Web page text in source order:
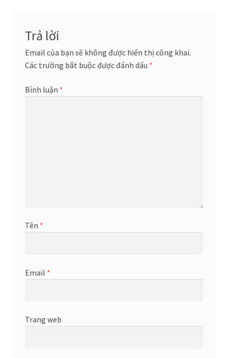
Trả lời
Email của bạn sẽ không được hiển thị công khai.
Các trường bắt buộc được đánh dấu *
Bình luận *
Tên *
Email *
Trang web